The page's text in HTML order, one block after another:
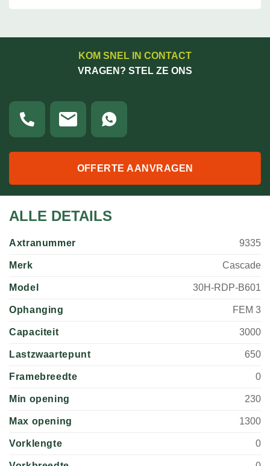
KOM SNEL IN CONTACT
VRAGEN? STEL ZE ONS
OFFERTE AANVRAGEN
ALLE DETAILS
Axtranummer 9335
Merk Cascade
Model 30H-RDP-B601
Ophanging FEM 3
Capaciteit 3000
Lastzwaartepunt 650
Framebreedte 0
Min opening 230
Max opening 1300
Vorklengte 0